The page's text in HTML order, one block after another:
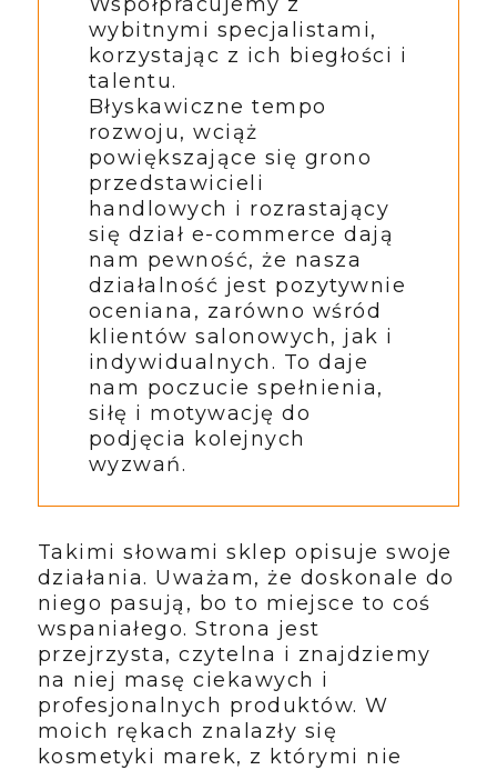
wybitnymi specjalistami,
korzystając z ich biegłości i
talentu.
Błyskawiczne tempo
rozwoju, wciąż
powiększające się grono
przedstawicieli
handlowych i rozrastający
się dział e-commerce dają
nam pewność, że nasza
działalność jest pozytywnie
oceniana, zarówno wśród
klientów salonowych, jak i
indywidualnych. To daje
nam poczucie spełnienia,
siłę i motywację do
podjęcia kolejnych
wyzwań.
Takimi słowami sklep opisuje swoje
działania. Uważam, że doskonale do
niego pasują, bo to miejsce to coś
wspaniałego. Strona jest
przejrzysta, czytelna i znajdziemy
na niej masę ciekawych i
profesjonalnych produktów. W
moich rękach znalazły się
kosmetyki marek, z którymi nie